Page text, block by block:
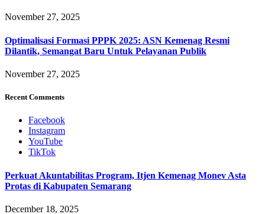
November 27, 2025
Optimalisasi Formasi PPPK 2025: ASN Kemenag Resmi
Dilantik, Semangat Baru Untuk Pelayanan Publik
November 27, 2025
Recent Comments
Facebook
Instagram
YouTube
TikTok
Perkuat Akuntabilitas Program, Itjen Kemenag Monev Asta
Protas di Kabupaten Semarang
December 18, 2025